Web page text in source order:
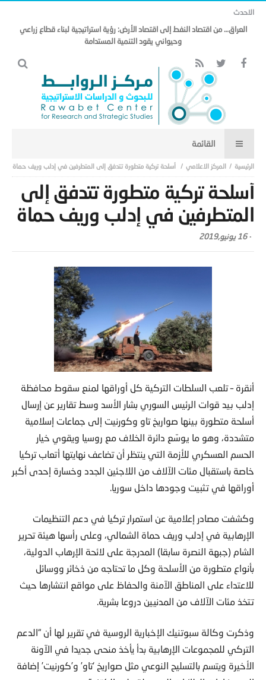
الاحدث
العراق… من اقتصاد النفط إلى اقتصاد الأرض: رؤية استراتيجية لبناء قطاع زراعي
وحيواني يقود التنمية المستدامة
المركز الاعلامي أسلحة تركية متطورة تتدفق إلى المتطرفين في إدلب وريف حماة
أسلحة تركية متطورة تتدفق إلى
المتطرفين في إدلب وريف حماة
-16 يونيو,2019
أنقرة – تلعب السلطات التركية كل أوراقها لمنع سقوط محافظة
إدلب بيد قوات الرئيس السوري بشار الأسد وسط تقارير عن إرسال
أسلحة متطورة بينها صواريخ تاو وكورنيت إلى جماعات إسلامية
متشددة، وهو ما يوسّع دائرة الخلاف مع روسيا ويقوي خيار
الحسم العسكري للأزمة التي ينتظر أن تضاعف نهايتها أتعاب تركيا
خاصة باستقبال مئات الآلاف من اللاجئين الجدد وخسارة إحدى أكبر
أوراقها في تثبيت وجودها داخل سوريا.
وكشفت مصادر إعلامية عن استمرار تركيا في دعم التنظيمات
الإرهابية في إدلب وريف حماة الشمالي، وعلى رأسها هيئة تحرير
الشام (جبهة النصرة سابقا) المدرجة على لائحة الإرهاب الدولية،
بأنواع متطورة من الأسلحة وكل ما تحتاجه من ذخائر ووسائل
للاعتداء على المناطق الآمنة والحفاظ على مواقع انتشارها حيث
تتخذ مئات الآلاف من المدنيين دروعا بشرية.
وذكرت وكالة سبوتنيك الإخبارية الروسية في تقرير لها أن “الدعم
التركي للمجموعات الإرهابية بدأ يأخذ منحى جديدا في الآونة
الأخيرة ويتسم بالتسليح النوعي مثل صواريخ ‘تاو’ و’كورنيت’ إضافة